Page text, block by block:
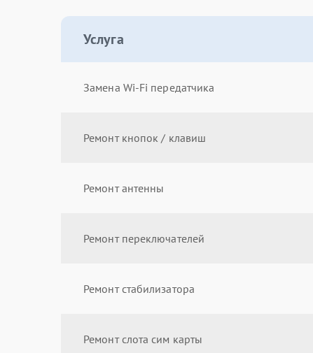
Услуга
Замена Wi-Fi передатчика
Ремонт кнопок / клавиш
Ремонт антенны
Ремонт переключателей
Ремонт стабилизатора
Ремонт слота сим карты